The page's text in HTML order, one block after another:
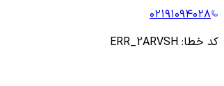
۰۲۱۹۱۰۹۴۰۲۸
کد خطا: ERR_2ARVSH